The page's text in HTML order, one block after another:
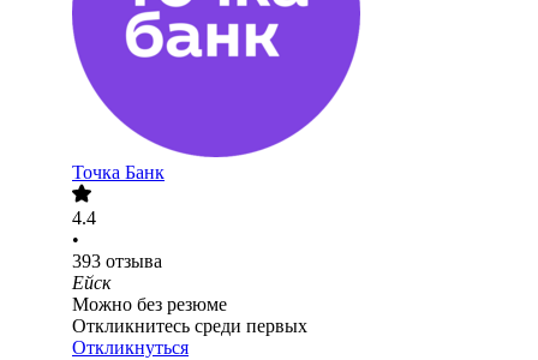
Точка Банк
4.4
•
393 отзыва
Ейск
Можно без резюме
Откликнитесь среди первых
Откликнуться